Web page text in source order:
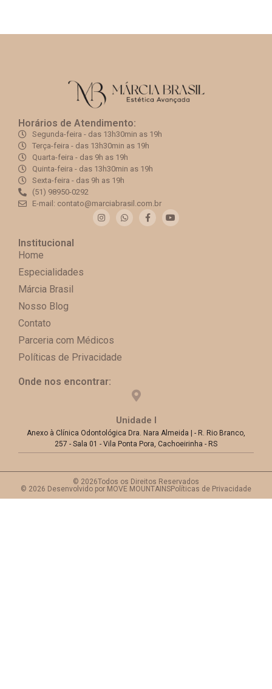
Horários de Atendimento:
Segunda-feira - das 13h30min as 19h
Terça-feira - das 13h30min as 19h​
Quarta-feira - das 9h as 19h​
Quinta-feira - das 13h30min as 19h​
Sexta-feira - das 9h as 19h​​
(51) 98950-0292
E-mail: contato@marciabrasil.com.br
Institucional
Home
Especialidades
Márcia Brasil
Nosso Blog
Contato
Parceria com Médicos
Políticas de Privacidade
Onde nos encontrar:
Unidade I
Anexo à Clínica Odontológica Dra. Nara Almeida | - R. Rio Branco,
257 - Sala 01 - Vila Ponta Pora, Cachoeirinha - RS
© 2026Todos os Direitos Reservados
© 2026 Desenvolvido por MOVE MOUNTAINSPolíticas de Privacidade